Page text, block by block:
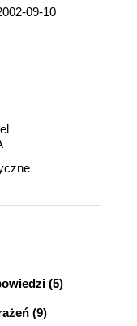
09-10
(5)
(9)